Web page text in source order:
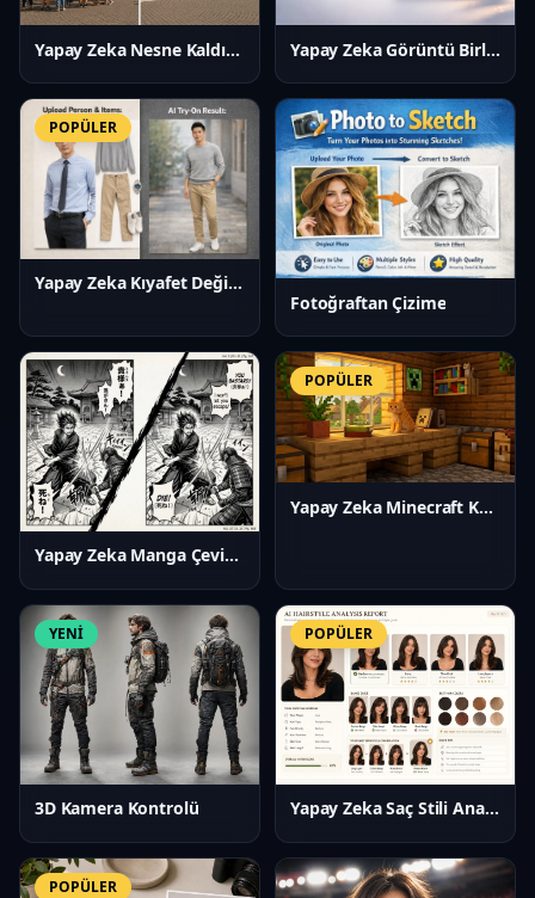
Yapay Zeka Nesne Kaldırıcı Yapay Zeka Görüntü Birleştirici
POPÜLER
Yapay Zeka Kıyafet Değiştirici
Fotoğraftan Çizime
Yapay Zeka Manga Çevirmeni
POPÜLER
Yapay Zeka Minecraft Kaplama Oluşturucu
YENİ
3D Kamera Kontrolü
POPÜLER
Yapay Zeka Saç Stili Analizi
POPÜLER